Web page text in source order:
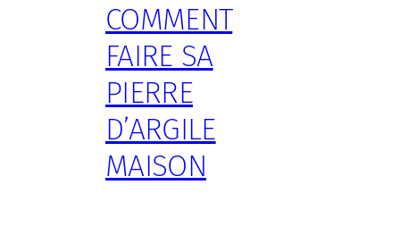
COMMENT
FAIRE SA
PIERRE
D’ARGILE
MAISON